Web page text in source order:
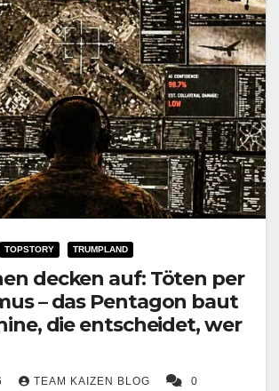
TOPSTORY TRUMPLAND
decken auf: Töten per
– das Pentagon baut
die entscheidet, wer
TEAM KAIZEN BLOG
0